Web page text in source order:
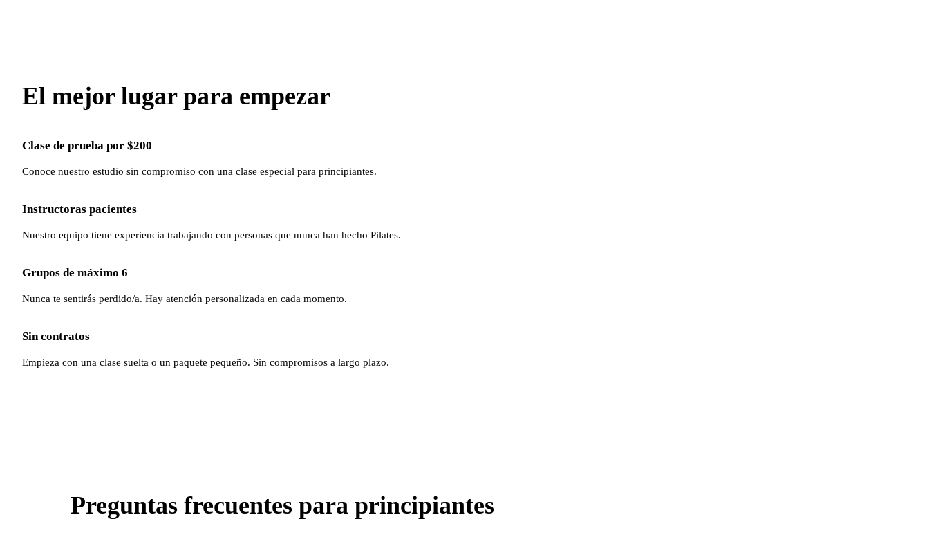
El mejor lugar para empezar
Clase de prueba por $200
Conoce nuestro estudio sin compromiso con una clase especial para principiantes.
Instructoras pacientes
Nuestro equipo tiene experiencia trabajando con personas que nunca han hecho Pilates.
Grupos de máximo 6
Nunca te sentirás perdido/a. Hay atención personalizada en cada momento.
Sin contratos
Empieza con una clase suelta o un paquete pequeño. Sin compromisos a largo plazo.
Preguntas frecuentes para principiantes